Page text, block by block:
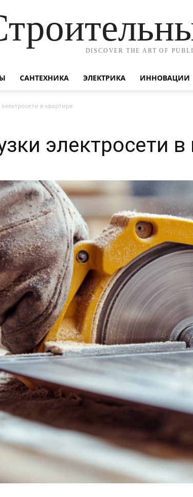
DISCOVER THE ART OF
САНТЕХНИКА ЭЛЕКТРИКА ИННОВАЦИИ
в квартире
электросети в